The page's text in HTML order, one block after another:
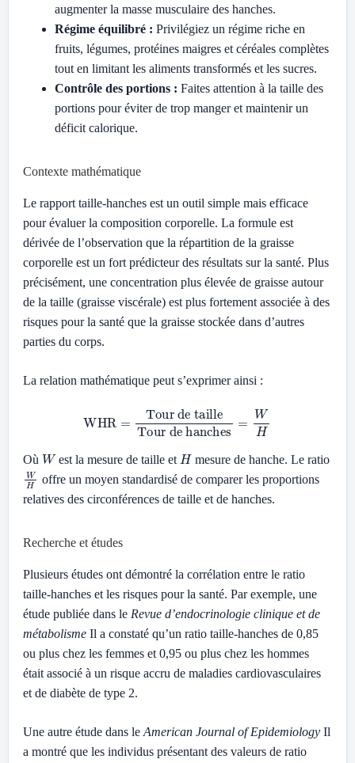
augmenter la masse musculaire des hanches.
Régime équilibré : Privilégiez un régime riche en
fruits, légumes, protéines maigres et céréales complètes
tout en limitant les aliments transformés et les sucres.
Contrôle des portions : Faites attention à la taille des
portions pour éviter de trop manger et maintenir un
déficit calorique.
Contexte mathématique
Le rapport taille-hanches est un outil simple mais efficace
pour évaluer la composition corporelle. La formule est
dérivée de l’observation que la répartition de la graisse
corporelle est un fort prédicteur des résultats sur la santé. Plus
précisément, une concentration plus élevée de graisse autour
de la taille (graisse viscérale) est plus fortement associée à des
risques pour la santé que la graisse stockée dans d’autres
parties du corps.
La relation mathématique peut s’exprimer ainsi :
Tour de tailleTour de hanches=
Où West la mesure de taille et H mesure de hanche. Le ratio
WH offre un moyen standardisé de comparer les proportions
relatives des circonférences de taille et de hanches.
Recherche et études
Plusieurs études ont démontré la corrélation entre le ratio
taille-hanches et les risques pour la santé. Par exemple, une
étude publiée dans le Revue d’endocrinologie clinique et de
métabolisme Il a constaté qu’un ratio taille-hanches de 0,85
ou plus chez les femmes et 0,95 ou plus chez les hommes
était associé à un risque accru de maladies cardiovasculaires
et de diabète de type 2.
Une autre étude dans le American Journal of Epidemiology Il
a montré que les individus présentant des valeurs de ratio